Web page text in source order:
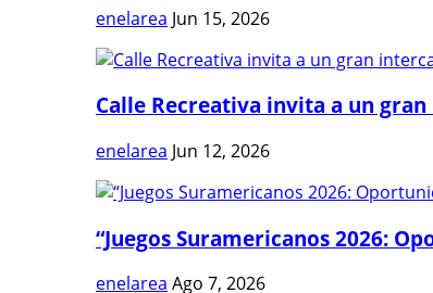
enelarea Jun 15, 2026
Calle Recreativa invita a un
enelarea Jun 12, 2026
“Juegos Suramericanos 2026:
enelarea Ago 7, 2026